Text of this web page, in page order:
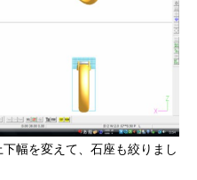
幅を変えて、石座も絞りまし